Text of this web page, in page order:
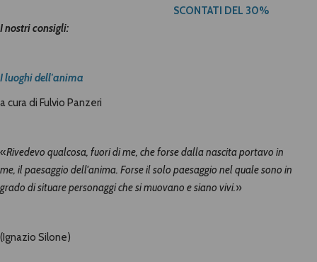
SCONTATI DEL 30%
I nostri consigli:
I luoghi dell'anima
a cura di Fulvio Panzeri
«Rivedevo qualcosa, fuori di me, che forse dalla nascita portavo in
me, il paesaggio dell'anima. Forse il solo paesaggio nel quale sono in
grado di situare personaggi che si muovano e siano vivi.»
(Ignazio Silone)